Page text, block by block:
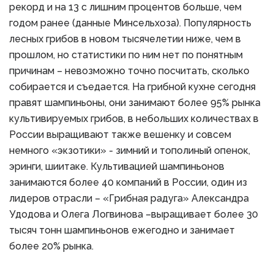
рекорд и на 13 с лишним процентов больше, чем
годом ранее (данные Минсельхоза). Популярность
лесных грибов в новом тысячелетии ниже, чем в
прошлом, но статистики по ним нет по понятным
причинам – невозможно точно посчитать, сколько
собирается и съедается. На грибной кухне сегодня
правят шампиньоны, они занимают более 95% рынка
культивируемых грибов, в небольших количествах в
России выращивают также вешенку и совсем
немного «экзотики» - зимний и тополиный опенок,
эринги, шиитаке. Культивацией шампиньонов
занимаются более 40 компаний в России, один из
лидеров отрасли – «Грибная радуга» Александра
Удодова и Олега Логвинова –выращивает более 30
тысяч тонн шампиньонов ежегодно и занимает
более 20% рынка.